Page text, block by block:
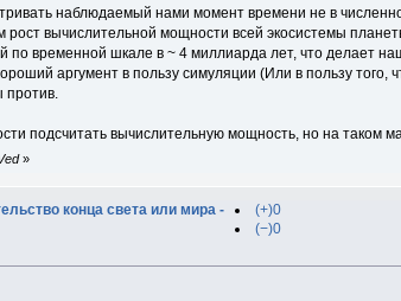
наблюдаемый нами момент времени не в
рост вычислительной мощности всей экосистемы
по временной шкале в ~ 4 миллиарда лет, что делает
аргумент в пользу симуляции (Или в пользу того,
против.
подсчитать вычислительную мощность, но на таком
»
конца света или мира -
(+)0
(−)0